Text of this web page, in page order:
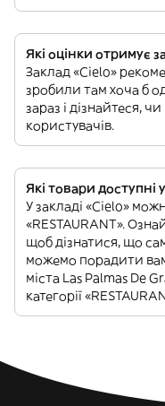
Які оцінки отримує
Заклад «Cielo»
зробили там хоча б
зараз і дізнайтеся,
користувачів.
Які товари доступні
У закладі «Cielo»
«RESTAURANT».
щоб дізнатися, що
можемо порадити
міста Las Palmas De
категорії